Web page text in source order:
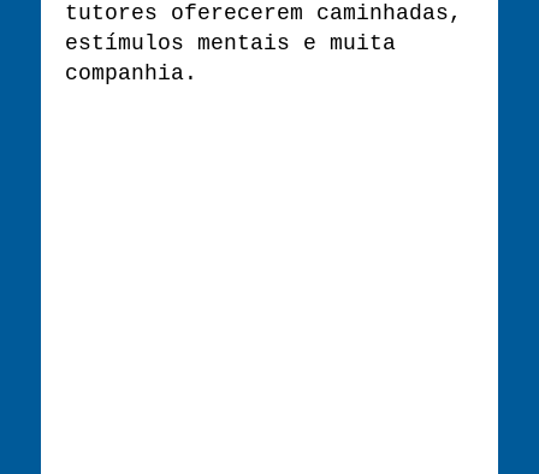
tutores oferecerem caminhadas,
estímulos mentais e muita
companhia.